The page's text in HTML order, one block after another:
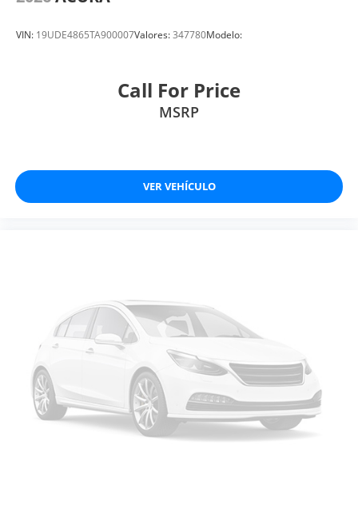
VIN: 19UDE4865TA900007Valores:347780Modelo:
Call For Price
MSRP
VER VEHÍCULO